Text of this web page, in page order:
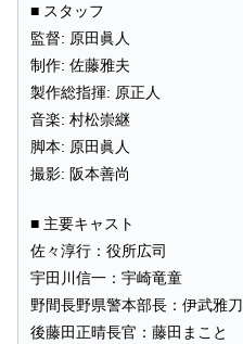
■ スタッフ
監督: 原田眞人
制作: 佐藤雅夫
製作総指揮: 原正人
音楽: 村松崇継
脚本: 原田眞人
撮影: 阪本善尚
■ 主要キャスト
佐々淳行：役所広司
宇田川信一：宇崎竜童
野間長野県警本部長：伊武雅刀
後藤田正晴長官：藤田まこと